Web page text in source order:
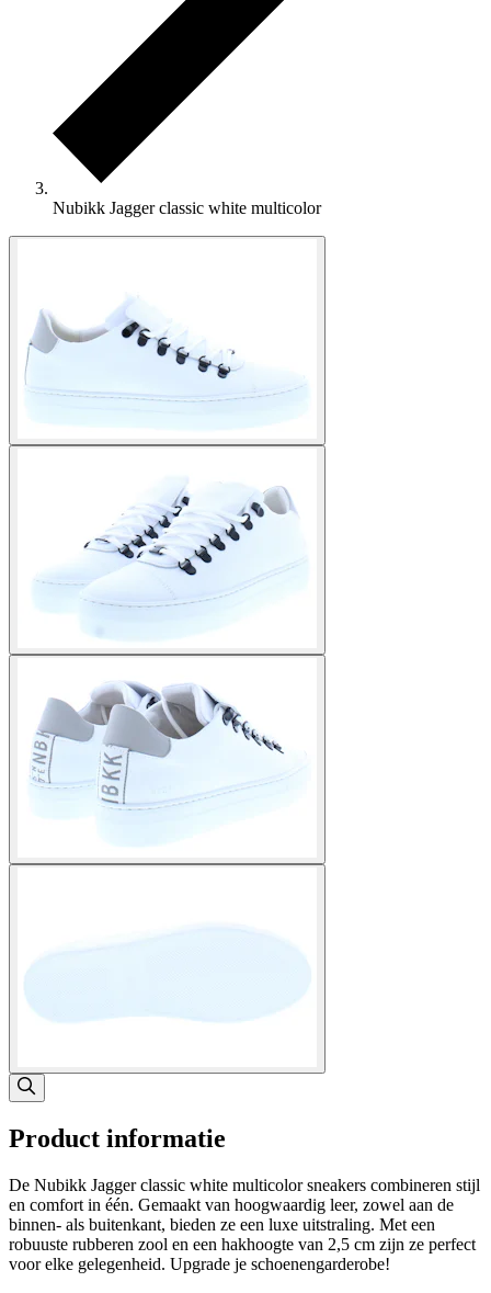
Nubikk Jagger classic white multicolor
Product informatie
De Nubikk Jagger classic white multicolor sneakers combineren stijl
en comfort in één. Gemaakt van hoogwaardig leer, zowel aan de
binnen- als buitenkant, bieden ze een luxe uitstraling. Met een
robuuste rubberen zool en een hakhoogte van 2,5 cm zijn ze perfect
voor elke gelegenheid. Upgrade je schoenengarderobe!